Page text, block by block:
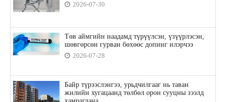
2026-07-30
Төв аймгийн наадамд түрүүлсэн, үзүүрлэсэн,
шөвгөрсөн гурван бөхөөс допинг илэрчээ
2026-07-28
Байр түрээслэнгээ, урьдчилгааг нь таван
жилийн хугацаанд төлбөл орон сууцны зээлд